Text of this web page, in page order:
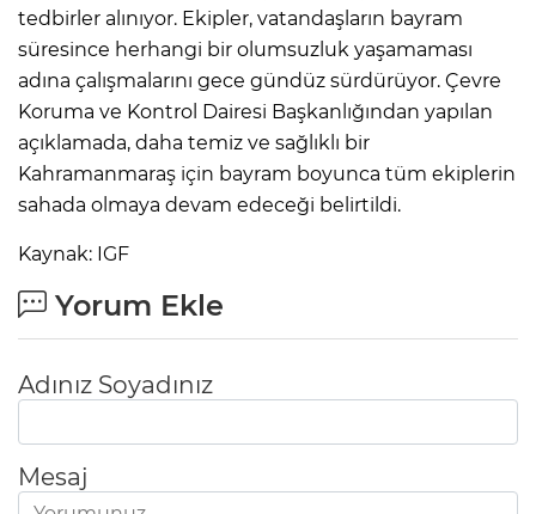
tedbirler alınıyor. Ekipler, vatandaşların bayram
süresince herhangi bir olumsuzluk yaşamaması
adına çalışmalarını gece gündüz sürdürüyor. Çevre
Koruma ve Kontrol Dairesi Başkanlığından yapılan
açıklamada, daha temiz ve sağlıklı bir
Kahramanmaraş için bayram boyunca tüm ekiplerin
sahada olmaya devam edeceği belirtildi.
Kaynak: IGF
Yorum Ekle
Adınız Soyadınız
Mesaj